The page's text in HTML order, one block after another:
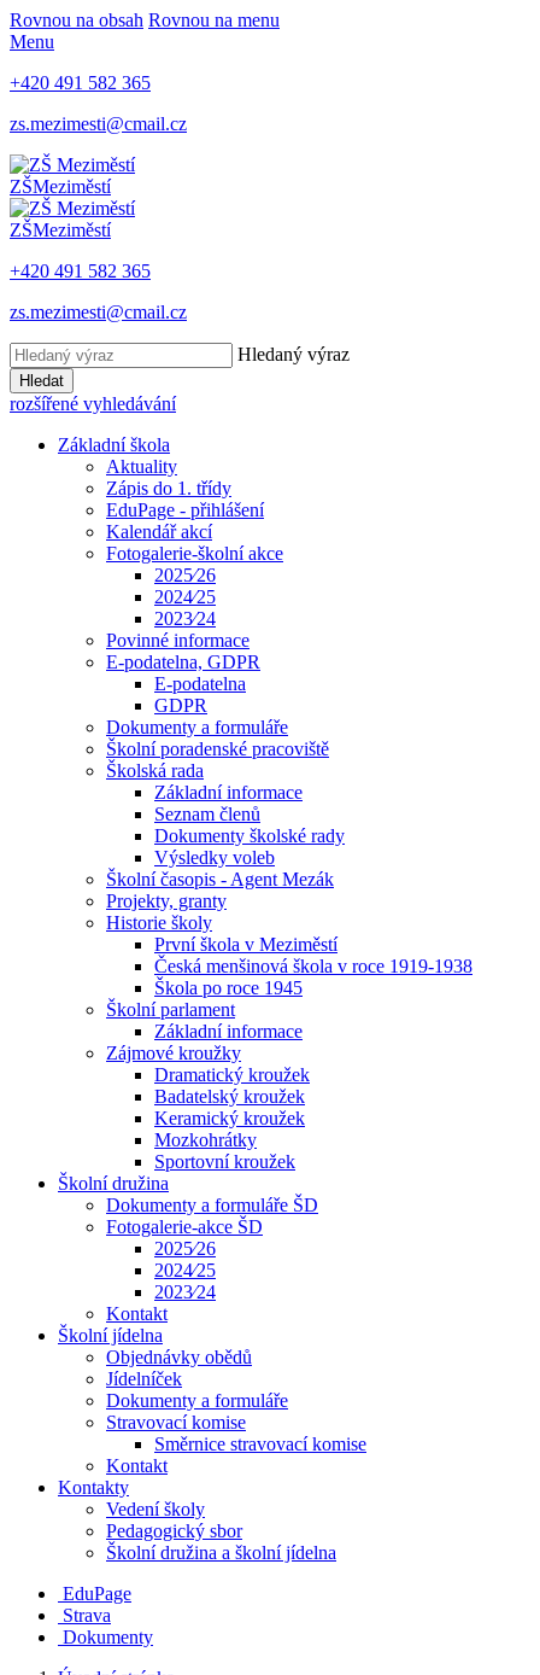
Rovnou na obsah Rovnou na menu
Menu
+420 491 582 365
zs.mezimesti@cmail.cz
ZŠMeziměstí
ZŠMeziměstí
+420 491 582 365
zs.mezimesti@cmail.cz
Hledaný výraz
Hledat
rozšířené vyhledávání
Základní škola
Aktuality
Zápis do 1. třídy
EduPage - přihlášení
Kalendář akcí
Fotogalerie-školní akce
2025⁄26
2024⁄25
2023⁄24
Povinné informace
E-podatelna, GDPR
E-podatelna
GDPR
Dokumenty a formuláře
Školní poradenské pracoviště
Školská rada
Základní informace
Seznam členů
Dokumenty školské rady
Výsledky voleb
Školní časopis - Agent Mezák
Projekty, granty
Historie školy
První škola v Meziměstí
Česká menšinová škola v roce 1919-1938
Škola po roce 1945
Školní parlament
Základní informace
Zájmové kroužky
Dramatický kroužek
Badatelský kroužek
Keramický kroužek
Mozkohrátky
Sportovní kroužek
Školní družina
Dokumenty a formuláře ŠD
Fotogalerie-akce ŠD
2025⁄26
2024⁄25
2023⁄24
Kontakt
Školní jídelna
Objednávky obědů
Jídelníček
Dokumenty a formuláře
Stravovací komise
Směrnice stravovací komise
Kontakt
Kontakty
Vedení školy
Pedagogický sbor
Školní družina a školní jídelna
EduPage
Strava
Dokumenty